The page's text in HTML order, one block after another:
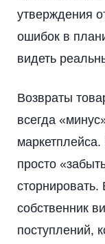
утверждения
ошибок в
видеть
Возвраты
всегда
просто
сторнировать.
собственник
поступлений,